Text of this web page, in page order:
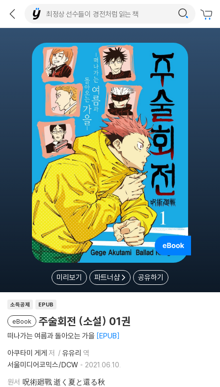
미리보기 파트너샵 공유하기
소득공제 EPUB
eBook 주술회전 (소설) 01권
떠나가는 여름과 돌아오는 가을 EPUB
아쿠타미 게게 저 유유리 역
서울미디어코믹스/DCW
2021.06.10.
원서 呪術廻戰 逝く夏と還る秋